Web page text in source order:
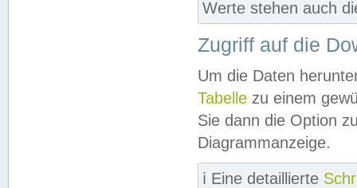
Werte stehen auch
Zugriff auf die
Um die Daten
Tabelle zu einem
Sie dann die Option
Diagrammanzeige.
ℹ️ Eine detaillierte